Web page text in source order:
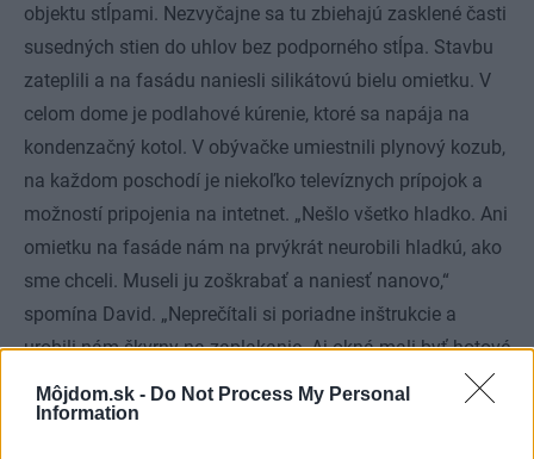
Môjdom.sk - Do Not Process My Personal
Information
objektu stĺpami. Nezvyčajne sa tu zbiehajú zasklené časti
susedných stien do uhlov bez podporného stĺpa. Stavbu
zateplili a na fasádu naniesli silikátovú bielu omietku. V
celom dome je podlahové kúrenie, ktoré sa napája na
kondenzačný kotol. V obývačke umiestnili plynový kozub,
na každom poschodí je niekoľko televíznych prípojok a
možností pripojenia na intetnet. „Nešlo všetko hladko. Ani
omietku na fasáde nám na prvýkrát neurobili hladkú, ako
sme chceli. Museli ju zoškrabať a naniesť nanovo,“
spomína David. „Neprečítali si poriadne inštrukcie a
urobili nám škvrny na zaplakanie. Aj okná mali byť hotové
za sedem týždňov, ale ďalších sedem meškala dodávka.
Technické výkresy výrobcovi nesedeli, údaje k atypickým